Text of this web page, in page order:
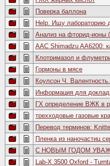
Поверка баллона
Help. Ищу лабораторию
Анализ на фторид-ионы
ААС Shimadzu AA6200:
Клотримазол и
Гормоны в мясе
Коулсон Ч.
Информация для
ГХ определение ВЖК в
трехходовые газовые
Перевод терминов:
Пленка из наночастиц
C НОВЫМ ГОДОМ
Lab-X 3500 Oxford -